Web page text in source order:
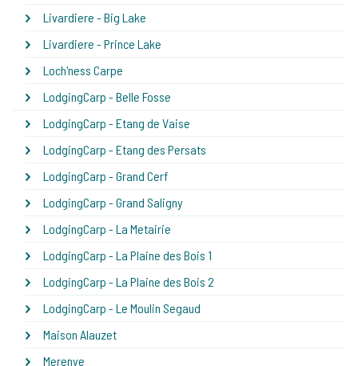
Livardiere - Big Lake
Livardiere - Prince Lake
Loch'ness Carpe
LodgingCarp - Belle Fosse
LodgingCarp - Etang de Vaise
LodgingCarp - Etang des Persats
LodgingCarp - Grand Cerf
LodgingCarp - Grand Saligny
LodgingCarp - La Metairie
LodgingCarp - La Plaine des Bois 1
LodgingCarp - La Plaine des Bois 2
LodgingCarp - Le Moulin Segaud
Maison Alauzet
Merenye